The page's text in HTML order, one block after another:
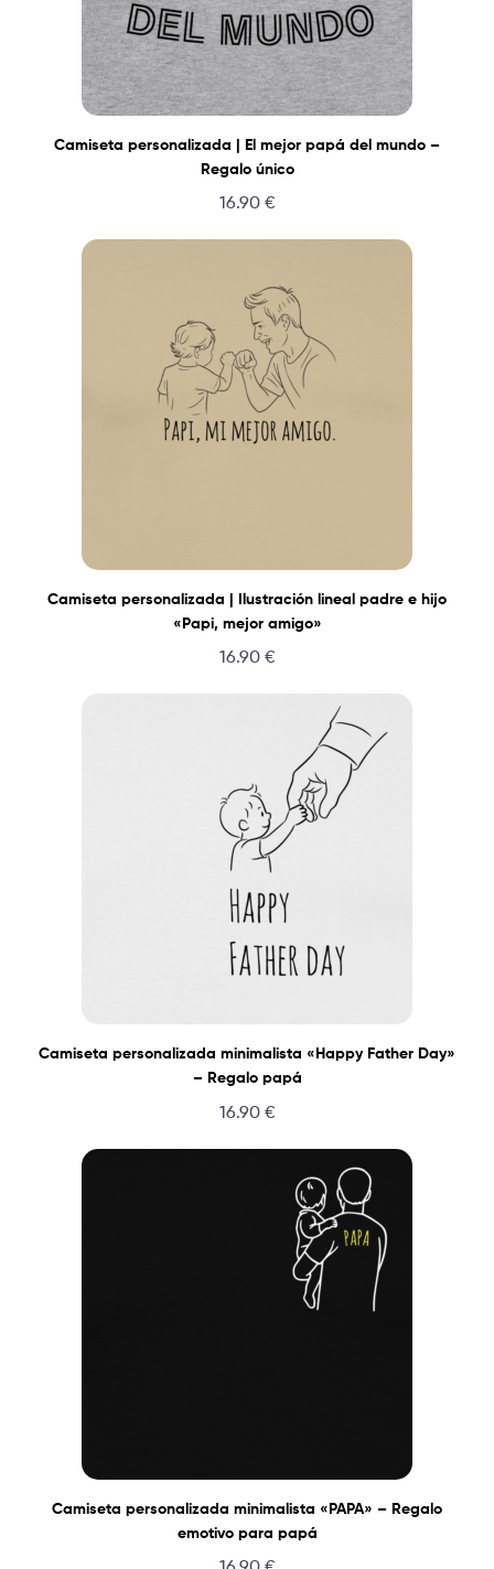
Camiseta personalizada | El mejor papá del mundo –
Regalo único
16.90 €
Camiseta personalizada | Ilustración lineal padre e hijo
«Papi, mejor amigo»
16.90 €
Camiseta personalizada minimalista «Happy Father Day»
– Regalo papá
16.90 €
Camiseta personalizada minimalista «PAPA» – Regalo
emotivo para papá